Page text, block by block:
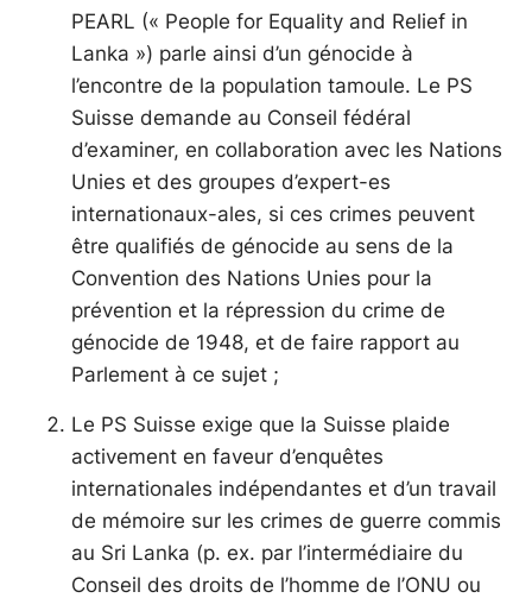
PEARL (« People for Equality and Relief in
Lanka ») parle ainsi d’un génocide à
l’encontre de la population tamoule. Le PS
Suisse demande au Conseil fédéral
d’examiner, en collaboration avec les Nations
Unies et des groupes d’expert-es
internationaux-ales, si ces crimes peuvent
être qualifiés de génocide au sens de la
Convention des Nations Unies pour la
prévention et la répression du crime de
génocide de 1948, et de faire rapport au
Parlement à ce sujet ;
Le PS Suisse exige que la Suisse plaide
activement en faveur d’enquêtes
internationales indépendantes et d’un travail
de mémoire sur les crimes de guerre commis
au Sri Lanka (p. ex. par l’intermédiaire du
Conseil des droits de l’homme de l’ONU ou